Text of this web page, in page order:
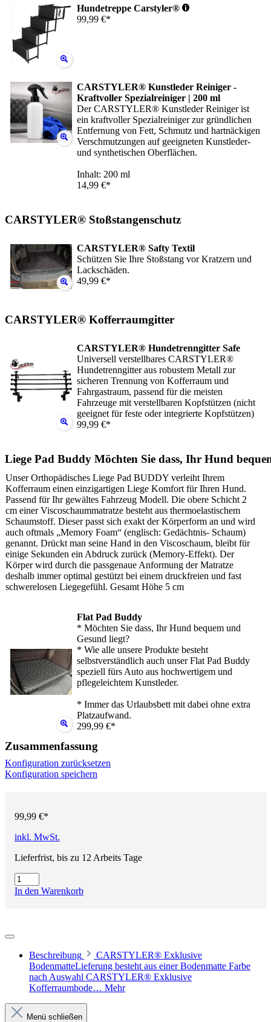
Hundetreppe Carstyler®
99,99 €*
CARSTYLER® Kunstleder Reiniger -
Kraftvoller Spezialreiniger | 200 ml
Der CARSTYLER® Kunstleder Reiniger ist
ein kraftvoller Spezialreiniger zur gründlichen
Entfernung von Fett, Schmutz und hartnäckigen
Verschmutzungen auf geeigneten Kunstleder-
und synthetischen Oberflächen.
Inhalt: 200 ml
14,99 €*
CARSTYLER® Stoßstangenschutz
CARSTYLER® Safty Textil
Schützen Sie Ihre Stoßstang vor Kratzern und
Lackschäden.
49,99 €*
CARSTYLER® Kofferraumgitter
CARSTYLER® Hundetrenngitter Safe
Universell verstellbares CARSTYLER®
Hundetrenngitter aus robustem Metall zur
sicheren Trennung von Kofferraum und
Fahrgastraum, passend für die meisten
Fahrzeuge mit verstellbaren Kopfstützen (nicht
geeignet für feste oder integrierte Kopfstützen)
99,99 €*
Liege Pad Buddy Möchten Sie dass, Ihr Hund
Unser Orthopädisches Liege Pad BUDDY verleiht Ihrem
Kofferraum einen einzigartigen Liege Komfort für Ihren Hund.
Passend für Ihr gewältes Fahrzeug Modell. Die obere Schicht 2
cm einer Viscoschaummatratze besteht aus thermoelastischem
Schaumstoff. Dieser passt sich exakt der Körperform an und wird
auch oftmals „Memory Foam“ (englisch: Gedächtnis- Schaum)
genannt. Drückt man seine Hand in den Viscoschaum, bleibt für
einige Sekunden ein Abdruck zurück (Memory-Effekt). Der
Körper wird durch die passgenaue Anformung der Matratze
deshalb immer optimal gestützt bei einem druckfreien und fast
schwerelosen Liegegefühl. Gesamt Höhe 5 cm
Flat Pad Buddy
* Möchten Sie dass, Ihr Hund bequem und
Gesund liegt?
* Wie alle unsere Produkte besteht
selbstverständlich auch unser Flat Pad Buddy
speziell fürs Auto aus hochwertigem und
pflegeleichtem Kunstleder.
* Immer das Urlaubsbett mit dabei ohne extra
Platzaufwand.
299,99 €*
Zusammenfassung
Konfiguration zurücksetzen
Konfiguration speichern
99,99 €*
inkl. MwSt.
Lieferfrist, bis zu 12 Arbeits Tage
In den Warenkorb
Beschreibung
CARSTYLER® Exklusive
BodenmatteLieferung besteht aus einer Bodenmatte Farbe
nach Auswahl CARSTYLER® Exklusive
Kofferraumbode… Mehr
Menü schließen